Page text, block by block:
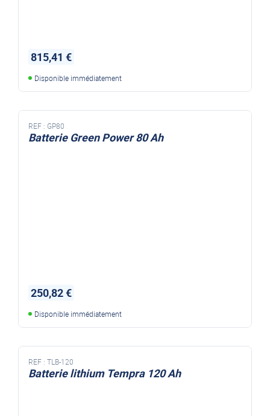
815,41 €
Disponible immédiatement
REF : GP80
Batterie Green Power 80 Ah
250,82 €
Disponible immédiatement
REF : TLB-120
Batterie lithium Tempra 120 Ah